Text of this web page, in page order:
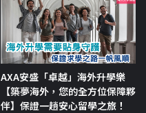
AXA安盛「卓越」海外升學樂
【築夢海外，您的全方位保障夥
伴】保證一趟安心留學之旅！